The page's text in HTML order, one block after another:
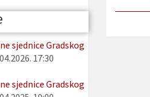
sjednice Gradskog
17:30
sjednice Gradskog